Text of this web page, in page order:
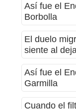
Así fue el
Borbolla
El duelo
siente al
Así fue el
Garmilla
Cuando el